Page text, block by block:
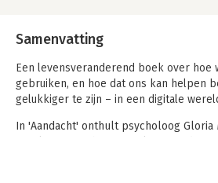
Samenvatting
Een levensveranderend boek over hoe
gebruiken, en hoe dat ons kan helpen
gelukkiger te zijn – in een digitale
In 'Aandacht' onthult psycholoog Gloria